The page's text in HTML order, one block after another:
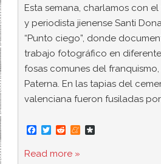
Esta semana, charlamos con
y periodista jienense Santi
“Punto ciego”, donde
trabajo fotográfico en
fosas comunes del
Paterna. En las tapias del
valenciana fueron fusiladas
F
c
e
T
i
t
R
d
d
M
Read more »